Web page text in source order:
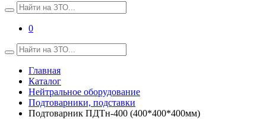
0
Главная
Каталог
Нейтральное оборудование
Подтоварники, подставки
Подтоварник ПДТн-400 (400*400*400мм)